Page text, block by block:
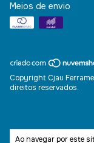
Ao navegar por este
Meios de envio
Copyright Cjau
direitos reservados.